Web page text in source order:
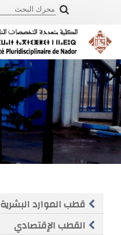
قطب الموارد البشرية
القطب الإقتصادي